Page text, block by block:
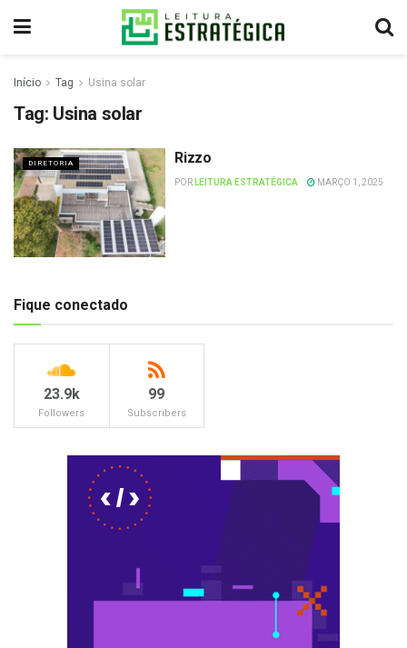
Início Tag Usina solar
Tag: Usina solar
DIRETORIA Rizzo
POR LEITURA ESTRATÉGICA MARÇO 1, 2025
Fique conectado
23.9k
Followers
99
Subscribers